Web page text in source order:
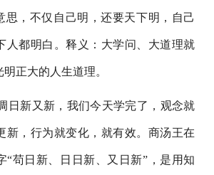
思，不仅自己明，还要天下明，自己
人都明白。释义：大学问、大道理就
正大的人生道理。
日新又新，我们今天学完了，观念就
新，行为就变化，就有效。商汤王在
“苟日新、日日新、又日新”，是用知